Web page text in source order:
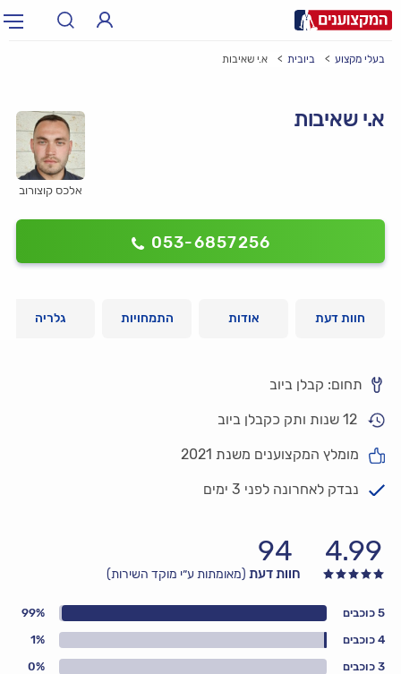
בעלי מקצוע ביובית א.י שאיבות
אלכס קוצורוב
א.י שאיבות
053-6857256
חוות דעת אודות התמחויות גלריה
תחום: קבלן ביוב
12 שנות ותק כקבלן ביוב
מומלץ המקצוענים משנת 2021
נבדק לאחרונה לפני 3 ימים
4.99
94
חוות דעת (מאומתות ע״י מוקד השירות)
3 כוכבים 0%
4 כוכבים 1%
5 כוכבים 99%